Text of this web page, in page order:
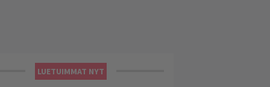
LUETUIMMAT NYT